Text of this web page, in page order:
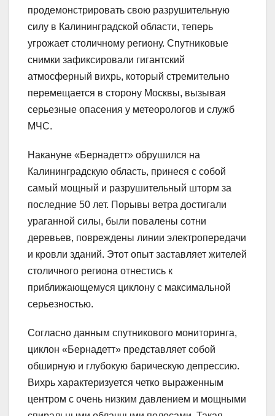
продемонстрировать свою разрушительную
силу в Калининградской области, теперь
угрожает столичному региону. Спутниковые
снимки зафиксировали гигантский
атмосферный вихрь, который стремительно
перемещается в сторону Москвы, вызывая
серьезные опасения у метеорологов и служб
МЧС.
Накануне «Бернадетт» обрушился на
Калининградскую область, принеся с собой
самый мощный и разрушительный шторм за
последние 50 лет. Порывы ветра достигали
ураганной силы, были повалены сотни
деревьев, повреждены линии электропередачи
и кровли зданий. Этот опыт заставляет жителей
столичного региона отнестись к
приближающемуся циклону с максимальной
серьезностью.
Согласно данным спутникового мониторинга,
циклон «Бернадетт» представляет собой
обширную и глубокую барическую депрессию.
Вихрь характеризуется четко выраженным
центром с очень низким давлением и мощными